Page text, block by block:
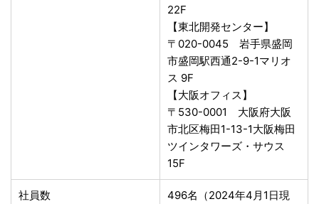
22F
【東北開発センター】
〒020-0045 岩手県盛岡
市盛岡駅西通2-9-1マリオ
ス 9F
【大阪オフィス】
〒530-0001 大阪府大阪
市北区梅田1-13-1大阪梅田
ツインタワーズ・サウス
15F
社員数
496名（2024年4月1日現